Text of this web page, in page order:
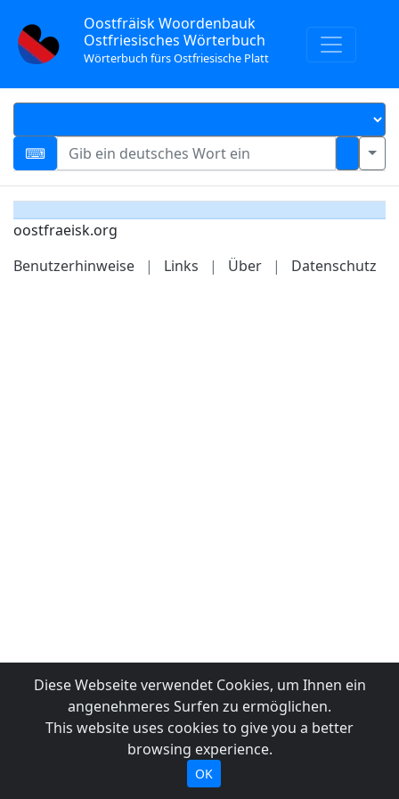
Oostfräisk Woordenbauk
Ostfriesisches Wörterbuch
Wörterbuch fürs Ostfriesische Platt
oostfraeisk.org
Benutzerhinweise
| Links | Über | Datenschutz
Diese Webseite verwendet Cookies, um Ihnen ein
angenehmeres Surfen zu ermöglichen.
This website uses cookies to give you a better
browsing experience.
OK